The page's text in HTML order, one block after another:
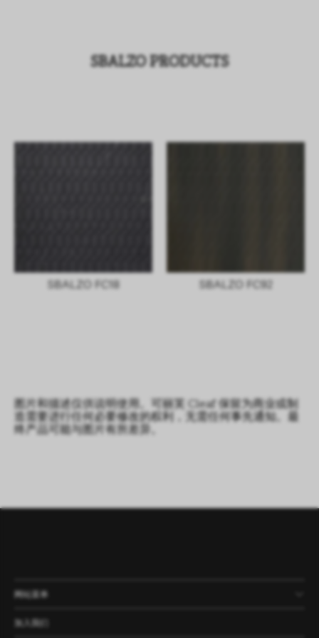
SBALZO PRODUCTS
SBALZO FC18 SBALZO FC92
图片和描述仅供说明使用。可丽芙 Cleaf 保留为商业或制
造需要进行任何必要修改的权利，无需任何事先通知。最
终产品可能与图片有所差异。
网站菜单
产品
公司
资讯
案例
加入我们